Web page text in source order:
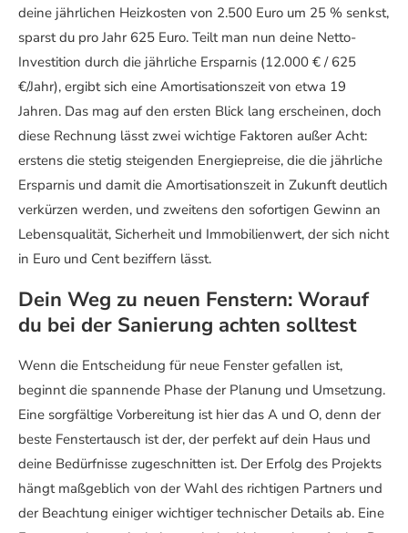
deine jährlichen Heizkosten von 2.500 Euro um 25 % senkst,
sparst du pro Jahr 625 Euro. Teilt man nun deine Netto-
Investition durch die jährliche Ersparnis (12.000 € / 625
€/Jahr), ergibt sich eine Amortisationszeit von etwa 19
Jahren. Das mag auf den ersten Blick lang erscheinen, doch
diese Rechnung lässt zwei wichtige Faktoren außer Acht:
erstens die stetig steigenden Energiepreise, die die jährliche
Ersparnis und damit die Amortisationszeit in Zukunft deutlich
verkürzen werden, und zweitens den sofortigen Gewinn an
Lebensqualität, Sicherheit und Immobilienwert, der sich nicht
in Euro und Cent beziffern lässt.
Dein Weg zu neuen Fenstern: Worauf
du bei der Sanierung achten solltest
Wenn die Entscheidung für neue Fenster gefallen ist,
beginnt die spannende Phase der Planung und Umsetzung.
Eine sorgfältige Vorbereitung ist hier das A und O, denn der
beste Fenstertausch ist der, der perfekt auf dein Haus und
deine Bedürfnisse zugeschnitten ist. Der Erfolg des Projekts
hängt maßgeblich von der Wahl des richtigen Partners und
der Beachtung einiger wichtiger technischer Details ab. Eine